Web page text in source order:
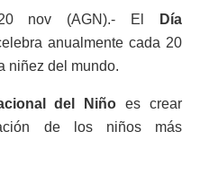
nov (AGN).- El
Día
anualmente cada 20
niñez del mundo.
del Niño es crear
de los niños más